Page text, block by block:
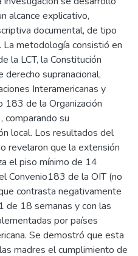
alcance explicativo,
documental, de tipo
metodología consistió en
la LCT, la Constitución
supranacional,
Interamericanas y
183 de la Organización
comparando su
local. Los resultados del
revelaron que la extensión
el piso mínimo de 14
Convenio183 de la OIT (no
contrasta negativamente
de 18 semanas y con las
por países
Se demostró que esta
madres el cumplimiento de